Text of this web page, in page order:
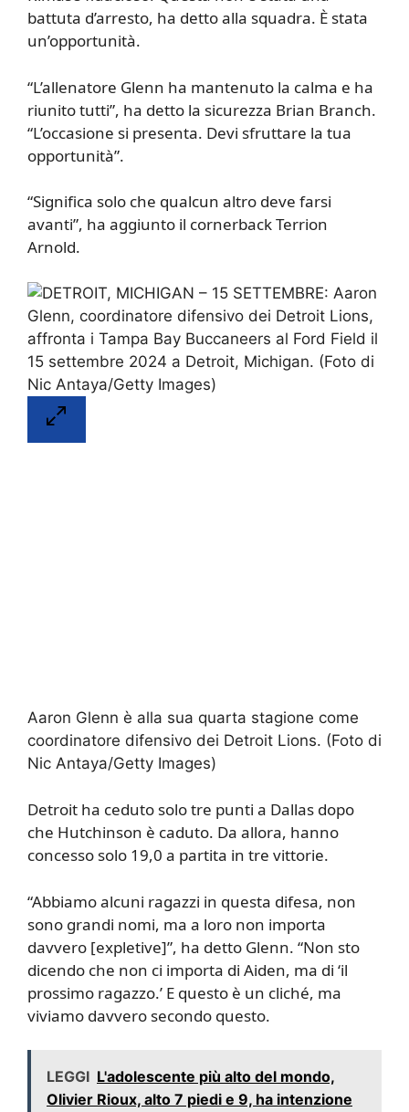
battuta d’arresto, ha detto alla squadra. È stata
un’opportunità.
“L’allenatore Glenn ha mantenuto la calma e ha
riunito tutti”, ha detto la sicurezza Brian Branch.
“L’occasione si presenta. Devi sfruttare la tua
opportunità”.
“Significa solo che qualcun altro deve farsi
avanti”, ha aggiunto il cornerback Terrion
Arnold.
Aaron Glenn è alla sua quarta stagione come
coordinatore difensivo dei Detroit Lions. (Foto di
Nic Antaya/Getty Images)
Detroit ha ceduto solo tre punti a Dallas dopo
che Hutchinson è caduto. Da allora, hanno
concesso solo 19,0 a partita in tre vittorie.
“Abbiamo alcuni ragazzi in questa difesa, non
sono grandi nomi, ma a loro non importa
davvero [expletive]”, ha detto Glenn. “Non sto
dicendo che non ci importa di Aiden, ma di ‘il
prossimo ragazzo.’ E questo è un cliché, ma
viviamo davvero secondo questo.
LEGGI L'adolescente più alto del mondo,
Olivier Rioux, alto 7 piedi e 9, ha intenzione